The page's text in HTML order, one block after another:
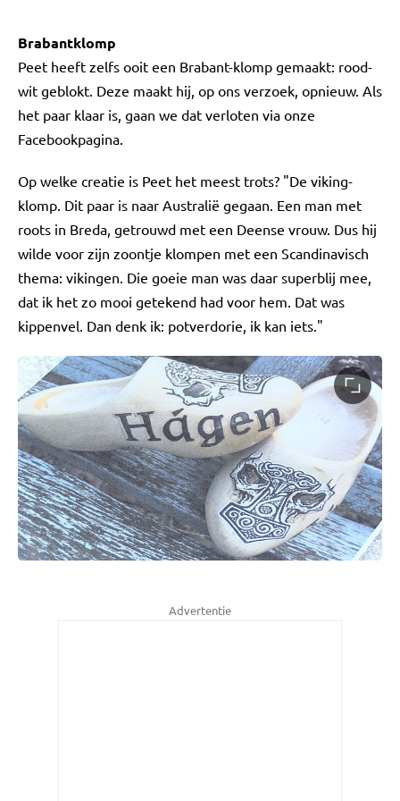
Brabantklomp
Peet heeft zelfs ooit een Brabant-klomp gemaakt: rood-
wit geblokt. Deze maakt hij, op ons verzoek, opnieuw. Als
het paar klaar is, gaan we dat verloten via onze
Facebookpagina.
Op welke creatie is Peet het meest trots? "De viking-
klomp. Dit paar is naar Australië gegaan. Een man met
roots in Breda, getrouwd met een Deense vrouw. Dus hij
wilde voor zijn zoontje klompen met een Scandinavisch
thema: vikingen. Die goeie man was daar superblij mee,
dat ik het zo mooi getekend had voor hem. Dat was
kippenvel. Dan denk ik: potverdorie, ik kan iets."
Advertentie